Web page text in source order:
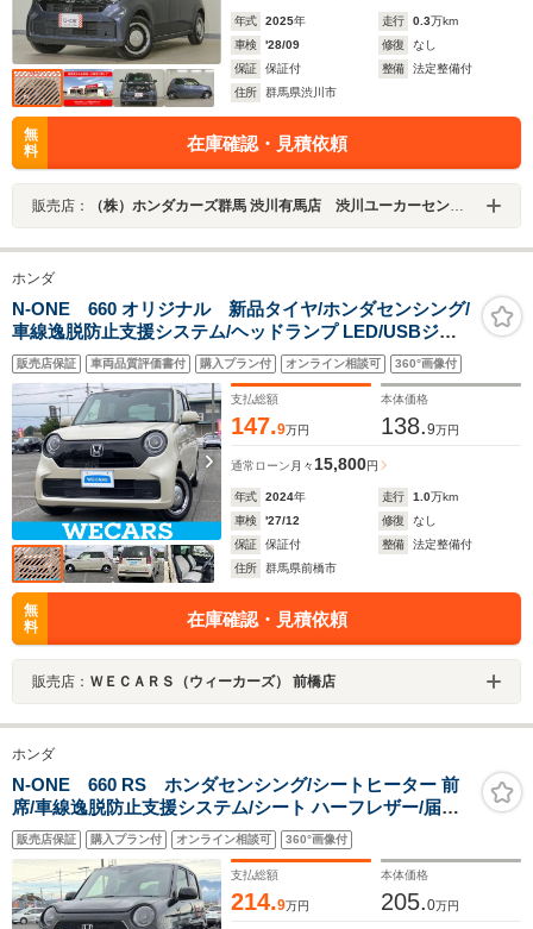
年式 2025年 走行 0.3万km
車検
'28/09 修復
なし
保証
保証付 整備
法定整備付
住所
群馬県渋川市
無
料
在庫確認・見積依頼
販売店： （株）ホンダカーズ群馬 渋川有馬店 渋川ユーカーセンター
ホンダ
N-ONE 660 オリジナル 新品タイヤ/ホンダセンシング/
車線逸脱防止支援システム/ヘッドランプ LED/USBジャ
ック/EBD付ABS/横滑り防止装置/アイドリングストップ/
禁煙車/エアバッグ 運転席
販売店保証 車両品質評価書付 購入プラン付 オンライン相談可 360°画像付
支払総額
147.9万円
本体価格
138.9万円
通常ローン 月々15,800円
年式 2024年 走行 1.0万km
車検
'27/12 修復
なし
保証
保証付 整備
法定整備付
住所
群馬県前橋市
無
料
在庫確認・見積依頼
販売店： ＷＥＣＡＲＳ（ウィーカーズ） 前橋店
ホンダ
N-ONE 660 RS ホンダセンシング/シートヒーター 前
席/車線逸脱防止支援システム/シート ハーフレザー/届出
済未使用車/ヘッドランプ LED/EBD付ABS/横滑り防止装
置/アイドリングストップ
販売店保証 購入プラン付 オンライン相談可 360°画像付
支払総額
214.9万円
本体価格
205.0万円